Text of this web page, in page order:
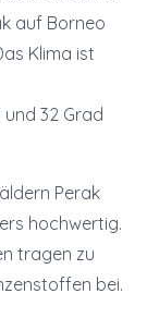
auf Borneo
Klima ist
32 Grad
Perak
hochwertig.
tragen zu
bei.